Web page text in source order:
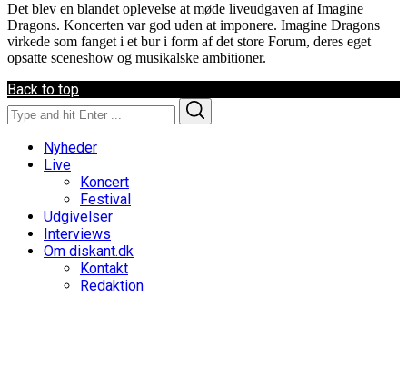
Det blev en blandet oplevelse at møde liveudgaven af Imagine
Dragons. Koncerten var god uden at imponere. Imagine Dragons
virkede som fanget i et bur i form af det store Forum, deres eget
opsatte sceneshow og musikalske ambitioner.
Back to top
Search
for:
Nyheder
Live
Koncert
Festival
Udgivelser
Interviews
Om diskant.dk
Kontakt
Redaktion